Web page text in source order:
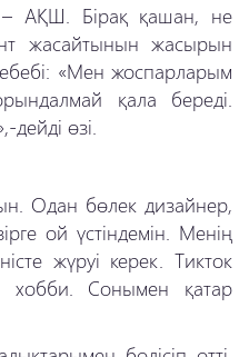
– АҚШ. Бірақ қашан, не
жасайтынын жасырын
«Мен жоспарларым
қала береді.
дейді өзі.
Одан бөлек дизайнер,
ой үстіндемін. Менің
жүруі керек. Тикток
хобби. Сонымен қатар